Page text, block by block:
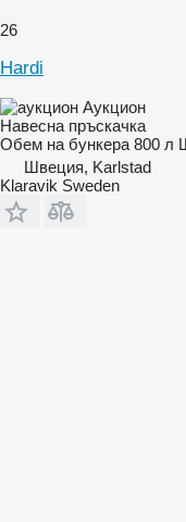
26
Hardi
Аукцион
Навесна пръскачка
Обем на бункера 800 л
Швеция, Karlstad
Klaravik Sweden